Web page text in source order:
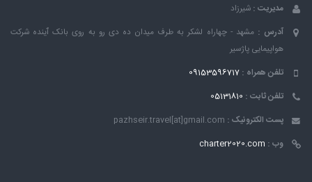
مدیریت : شیرزاد
آدرس : مشهد - چهاراه لشکر به طرف میدان ده دی رو به روی بانک ٱینده شرکت
هواپیمایی پاژسیر
تلفن همراه : 09153596717
تلفن ثابت : 05131810
پست الکترونیک : pazhseir.travel[at]gmail.com
وب : charter2020.com